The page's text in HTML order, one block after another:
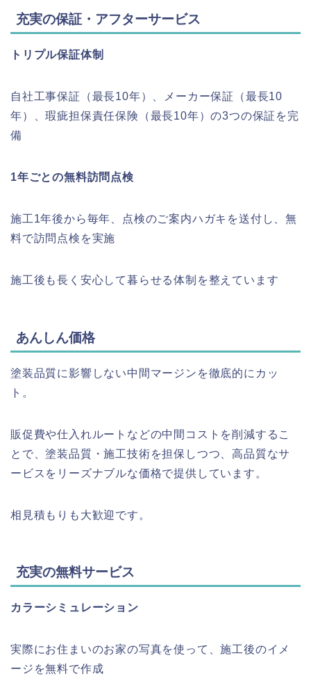
充実の保証・アフターサービス
トリプル保証体制
自社工事保証（最長10年）、メーカー保証（最長10
年）、瑕疵担保責任保険（最長10年）の3つの保証を完
備
1年ごとの無料訪問点検
施工1年後から毎年、点検のご案内ハガキを送付し、無
料で訪問点検を実施
施工後も長く安心して暮らせる体制を整えています
あんしん価格
塗装品質に影響しない中間マージンを徹底的にカッ
ト。
販促費や仕入れルートなどの中間コストを削減するこ
とで、塗装品質・施工技術を担保しつつ、高品質なサ
ービスをリーズナブルな価格で提供しています。
相見積もりも大歓迎です。
充実の無料サービス
カラーシミュレーション
実際にお住まいのお家の写真を使って、施工後のイメ
ージを無料で作成